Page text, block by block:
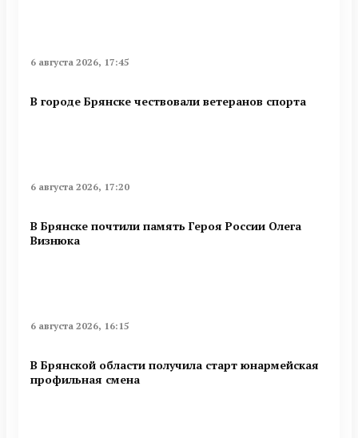
6 августа 2026, 17:45
В городе Брянске чествовали ветеранов спорта
6 августа 2026, 17:20
В Брянске почтили память Героя России Олега
Визнюка
6 августа 2026, 16:15
В Брянской области получила старт юнармейская
профильная смена